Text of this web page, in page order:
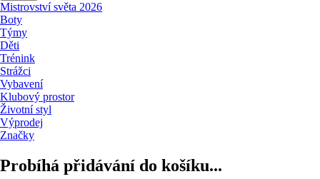
Mistrovství světa 2026
Boty
Týmy
Děti
Trénink
Strážci
Vybavení
Klubový prostor
Životní styl
Výprodej
Značky
Probíhá přidávání do košíku...